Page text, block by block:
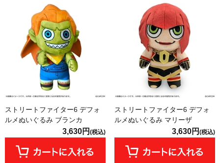
ストリートファイター6 デフォ
ルメぬいぐるみ ブランカ
3,630円 (税込)
ストリートファイター6 デフォ
ルメぬいぐるみ マリーザ
3,630円 (税込)